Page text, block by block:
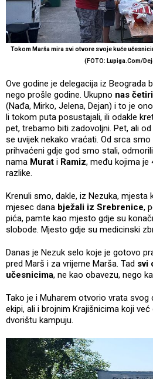
Tokom Marša mira svi otvore svoje kuće
(FOTO: Lupiga.Com/
Ove godine je delegacija iz Beograda
nego prošle godine. Ukupno nas četiri
(Nađa, Mirko, Jelena, Dejan) i to je
li tokom puta posustajali, ili odakle
pet, trebamo biti zadovoljni. Pet, ali
se uvijek nekako vraćati. Od srca
prihvaćeni gdje god smo stali,
nama Murat i Ramiz, među kojima je
razlike.
Krenuli smo, dakle, iz Nezuka,
mjesec dana bježali iz Srebrenice,
pića, pamte kao mjesto gdje su
slobode. Mjesto gdje su medicinski
Danas je Nezuk selo koje je gotovo
pred Marš i za vrijeme Marša. Tad svi
učesnicima, ne kao obavezu, nego
Tako je i Muharem otvorio vrata
ekipi, ali i brojnim Krajišnicima koji
dvorištu kampuju.